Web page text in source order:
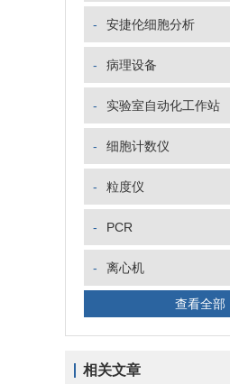
- 安捷伦细胞分析
- 病理设备
- 实验室自动化工作站
- 细胞计数仪
- 粒度仪
- PCR
- 离心机
查看全部
相关文章